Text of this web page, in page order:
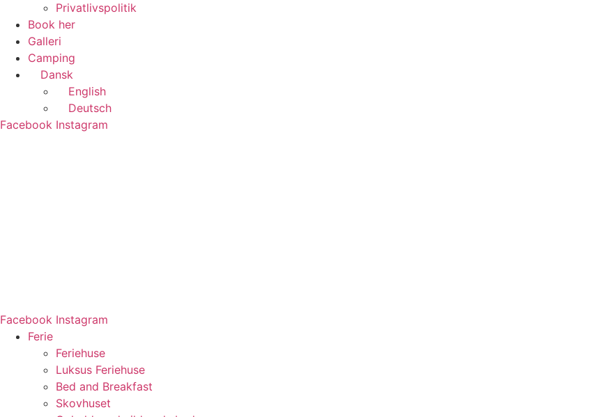
Privatlivspolitik
Book her
Galleri
Camping
Dansk
English
Deutsch
Facebook Instagram
Facebook Instagram
Ferie
Feriehuse
Luksus Feriehuse
Bed and Breakfast
Skovhuset